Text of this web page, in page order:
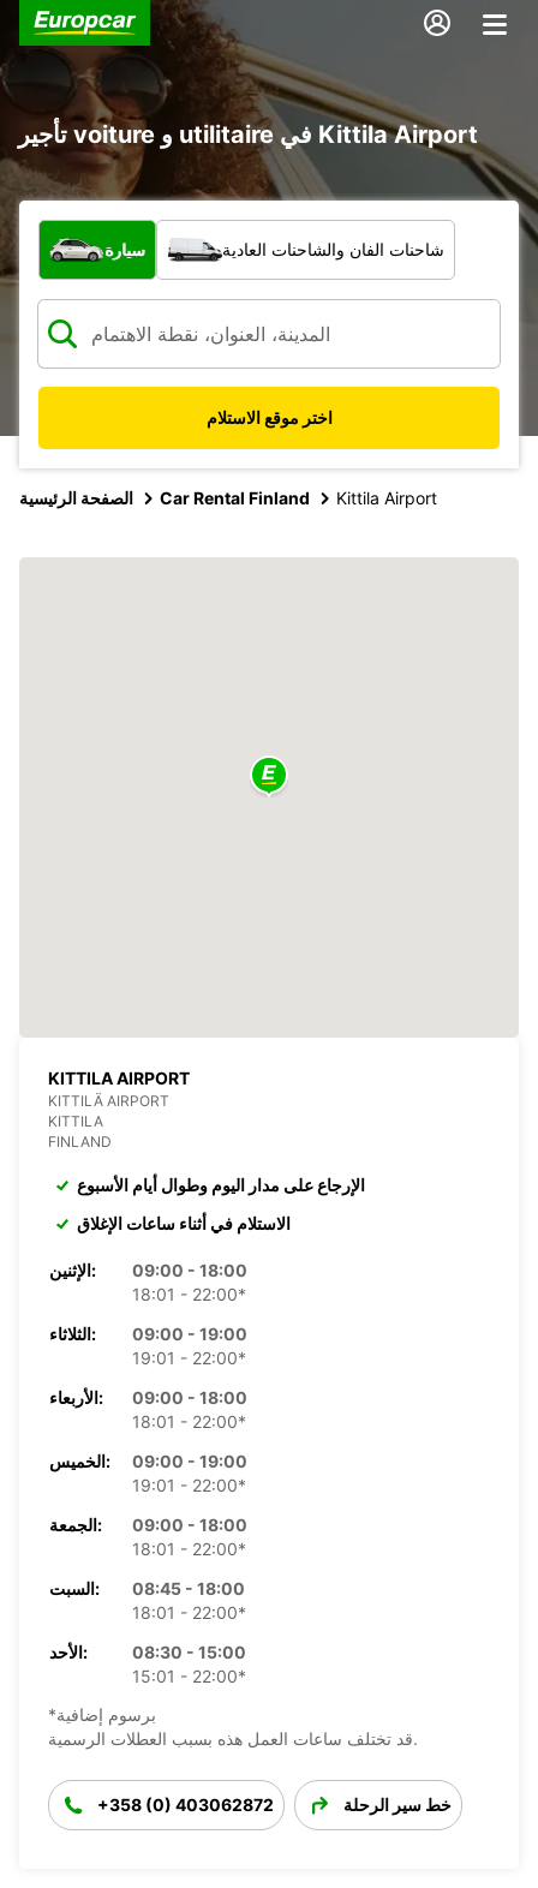
تأجير voiture و utilitaire في Kittila Airport
ما نوع المركبة؟
سيارة شاحنات الفان والشاحنات العادية
اختر موقع الاستلام
الصفحة الرئيسية Car Rental Finland Kittila Airport
KITTILA AIRPORT
KITTILÄ AIRPORT
KITTILA
FINLAND
الإرجاع على مدار اليوم وطوال أيام الأسبوع
الاستلام في أثناء ساعات الإغلاق
الإثنين:
09:00 - 18:00
18:01 - 22:00*
الثلاثاء:
09:00 - 19:00
19:01 - 22:00*
الأربعاء:
09:00 - 18:00
18:01 - 22:00*
الخميس:
09:00 - 19:00
19:01 - 22:00*
الجمعة:
09:00 - 18:00
18:01 - 22:00*
السبت:
08:45 - 18:00
18:01 - 22:00*
الأحد:
08:30 - 15:00
15:01 - 22:00*
*برسوم إضافية
قد تختلف ساعات العمل هذه بسبب العطلات الرسمية.
+358 (0) 403062872 خط سير الرحلة